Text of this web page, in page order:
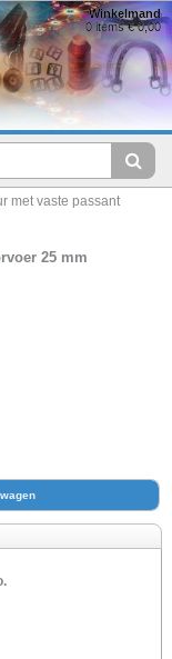
Winkelmand
0 items € 0,00
met vaste passant
25 mm